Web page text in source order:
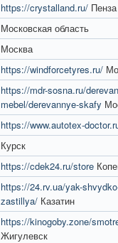
https://crystalland.ru/ Пенза
Московская область
Москва
https://windforcetyres.ru/
https://mdr-sosna.ru/
mebel/derevannye-skafy
https://www.autotex-
Курск
https://cdek24.ru/store
https://24.rv.ua/yak-
zastillya/ Казатин
https://kinogoby.zone/
Жигулевск